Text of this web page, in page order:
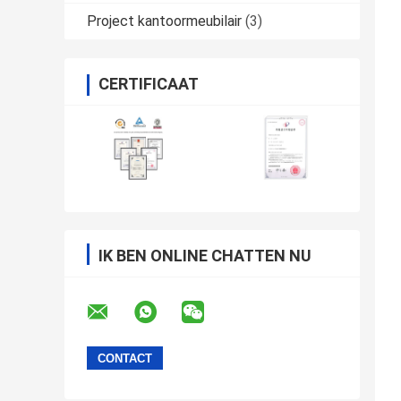
Project kantoormeubilair (3)
CERTIFICAAT
IK BEN ONLINE CHATTEN NU